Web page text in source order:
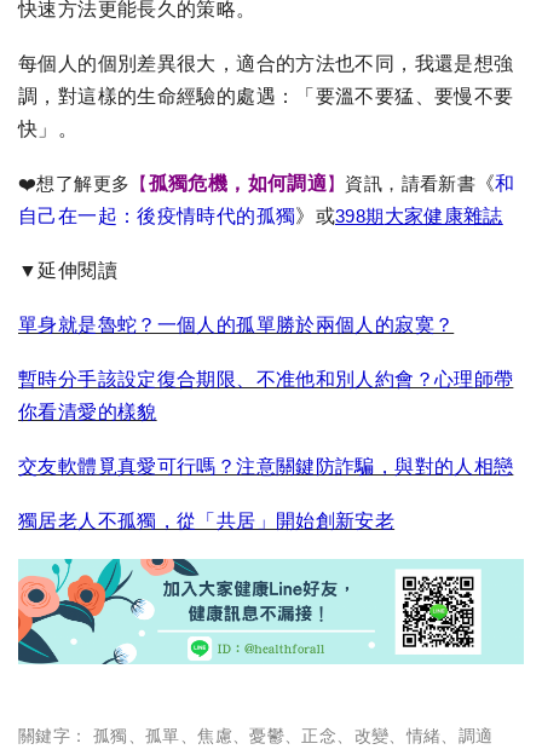
快速方法更能長久的策略。
每個人的個別差異很大，適合的方法也不同，我還是想強
調，對這樣的生命經驗的處遇：「要溫不要猛、要慢不要
快」。
❤️想了解更多 【孤獨危機，如何調適】 資訊，請看新書 《和
自己在一起：後疫情時代的孤獨》或398期大家健康雜誌
▼延伸閱讀
單身就是魯蛇？一個人的孤單勝於兩個人的寂寞？
暫時分手該設定復合期限、不准他和別人約會？心理師帶
你看清愛的樣貌
交友軟體覓真愛可行嗎？注意關鍵防詐騙，與對的人相戀
獨居老人不孤獨，從「共居」開始創新安老
關鍵字： 孤獨 孤單 、焦慮 、憂鬱 正念 改變 、情緒 調適